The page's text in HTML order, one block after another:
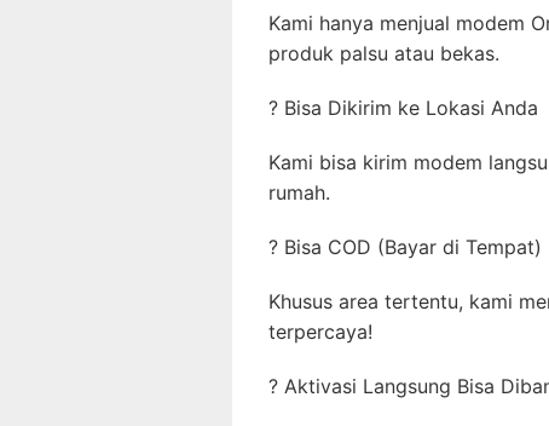
Kami hanya menjual modem
produk palsu atau bekas.
? Bisa Dikirim ke Lokasi Anda
Kami bisa kirim modem
rumah.
? Bisa COD (Bayar di Tempat)
Khusus area tertentu, kami
terpercaya!
? Aktivasi Langsung Bisa